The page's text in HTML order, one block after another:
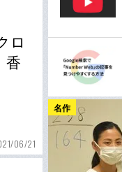
ロ
香
06/21
名作